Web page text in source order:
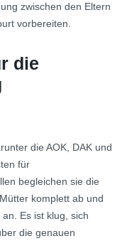
zwischen den Eltern
vorbereiten.
die
die AOK, DAK und
für
begleichen sie die
komplett ab und
Es ist klug, sich
die genauen